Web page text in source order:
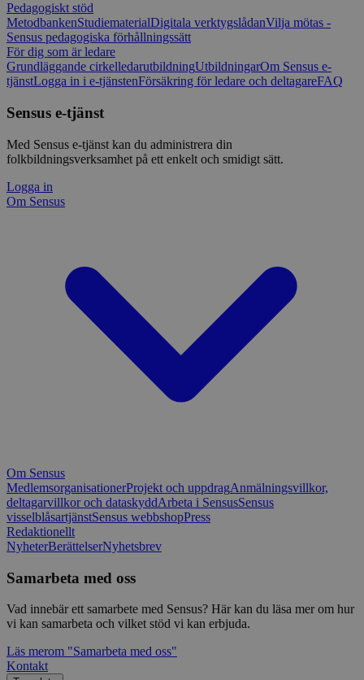
Pedagogiskt stöd
MetodbankenStudiematerialDigitala verktygslådanVilja mötas -
Sensus pedagogiska förhållningssätt
För dig som är ledare
Grundläggande cirkelledarutbildningUtbildningarOm Sensus e-
tjänstLogga in i e-tjänstenFörsäkring för ledare och deltagareFAQ
Sensus e-tjänst
Med Sensus e-tjänst kan du administrera din
folkbildningsverksamhet på ett enkelt och smidigt sätt.
Logga in
Om Sensus
Om Sensus
MedlemsorganisationerProjekt och uppdragAnmälningsvillkor,
deltagarvillkor och dataskyddArbeta i SensusSensus
visselblåsartjänstSensus webbshopPress
Redaktionellt
NyheterBerättelserNyhetsbrev
Samarbeta med oss
Vad innebär ett samarbete med Sensus? Här kan du läsa mer om hur
vi kan samarbeta och vilket stöd vi kan erbjuda.
Läs merom "Samarbeta med oss"
Kontakt